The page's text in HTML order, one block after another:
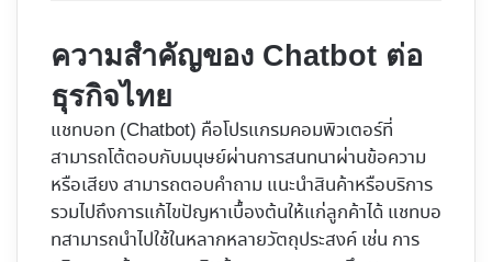
ความสำคัญของ Chatbot ต่อ
ธุรกิจไทย
แชทบอท (Chatbot) คือโปรแกรมคอมพิวเตอร์ที่
สามารถโต้ตอบกับมนุษย์ผ่านการสนทนาผ่านข้อความ
หรือเสียง สามารถตอบคำถาม แนะนำสินค้าหรือบริการ
รวมไปถึงการแก้ไขปัญหาเบื้องต้นให้แก่ลูกค้าได้ แชทบอ
ทสามารถนำไปใช้ในหลากหลายวัตถุประสงค์ เช่น การ